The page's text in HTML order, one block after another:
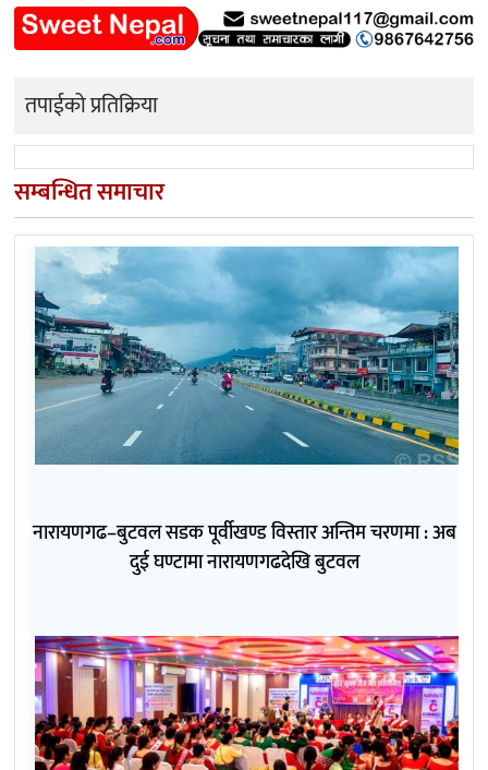
तपाईको प्रतिक्रिया
सम्बन्धित समाचार
नारायणगढ–बुटवल सडक पूर्वीखण्ड विस्तार अन्तिम चरणमा : अब
दुई घण्टामा नारायणगढदेखि बुटवल